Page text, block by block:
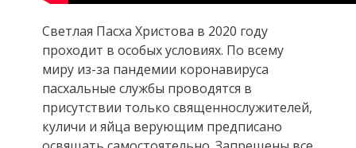
Светлая Пасха Христова в 2020 году
проходит в особых условиях. По всему
миру из-за пандемии коронавируса
пасхальные службы проводятся в
присутствии только священнослужителей,
куличи и яйца верующим предписано